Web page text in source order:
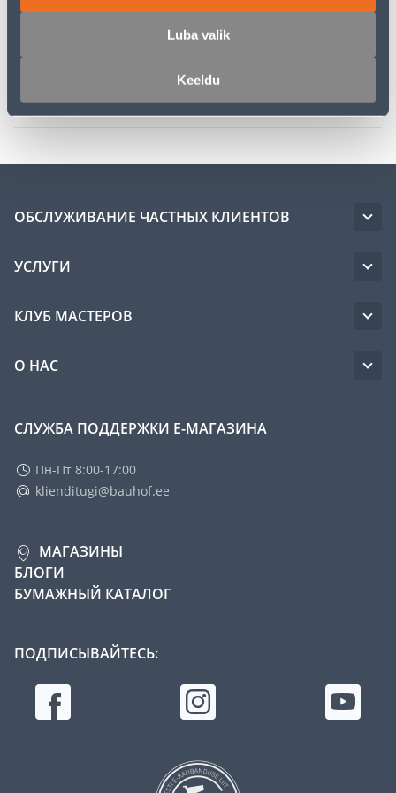
Luba valik
Keeldu
Описание
Транспорт
ОБСЛУЖИВАНИЕ ЧАСТНЫХ КЛИЕНТОВ
УСЛУГИ
КЛУБ МАСТЕРОВ
О НАС
СЛУЖБА ПОДДЕРЖКИ Е-МАГАЗИНА
Пн-Пт 8:00-17:00
klienditugi@bauhof.ee
МАГАЗИНЫ
БЛОГИ
БУМАЖНЫЙ КАТАЛОГ
ПОДПИСЫВАЙТЕСЬ: